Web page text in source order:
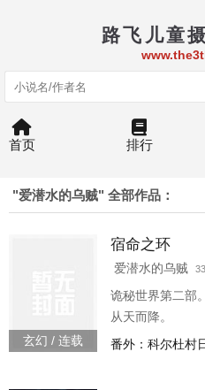
路飞儿童
首页 排行
"爱潜水的乌贼" 全部作品：
玄幻 / 连载
宿命之环
爱潜水的乌贼
诡秘世界第二部
从天而降。
番外：科尔杜村